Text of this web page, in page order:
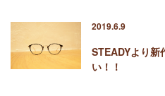
2019.6.9
STEADYより新
い！！